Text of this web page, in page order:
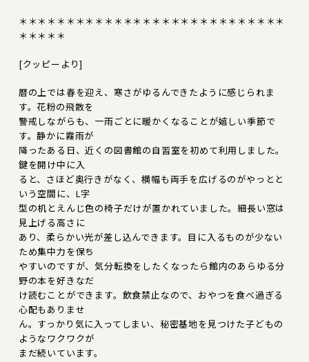
＊＊＊＊＊＊＊＊＊＊＊＊＊＊＊＊＊＊＊＊＊＊＊＊＊＊＊＊
＊＊＊＊＊
[クッピーより]
暦の上では春を迎え、寒さがゆるんできたように感じられま
す。花粉の飛散を
警戒しながらも、一雨ごとに暖かくなることが嬉しい季節で
す。静かに霧雨が
降ったある日、近くの図書館の自習室を初めて利用しました。
鍵を開け中に入
ると、さほど奥行きがなく、横幅も両手を広げるのがやっとと
いう空間に、L字
型の机とえんじ色の椅子だけが置かれていました。細長い窓は
見上げる高さに
あり、柔らかい光が差し込んできます。目に入るものが少ない
ため集中力を保ち
やすいのですが、気分転換をしたくなったら館内のあらゆる分
野の本を好きなだ
け読むことができます。飲食禁止なので、おやつを食べ過ぎる
心配もありませ
ん。すっかり気に入ってしまい、秘密基地を見つけた子どもの
ようなワクワクが
まだ続いています。